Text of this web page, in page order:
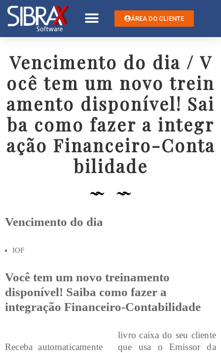
ÁREA DO CLIENTE
Vencimento do dia / V
ocê tem um novo trein
amento disponível! Sai
ba como fazer a integr
ação Financeiro-Conta
bilidade
Vencimento do dia
IOF
Você tem um novo treinamento
disponível! Saiba como fazer a
integração Financeiro-Contabilidade
Receba automaticamente
livro caixa do seu cliente
que usa o Emissor da